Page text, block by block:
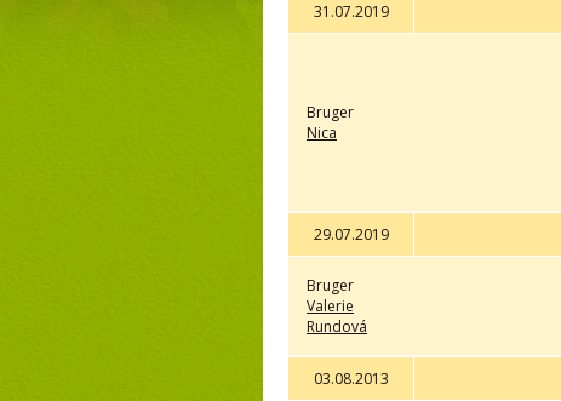
31.07.2019
Bruger
Nica
29.07.2019
Bruger
Valerie
Rundová
03.08.2013